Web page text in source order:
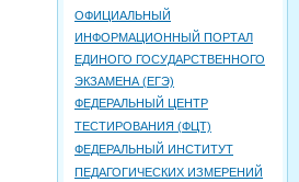
ОФИЦИАЛЬНЫЙ
ИНФОРМАЦИОННЫЙ ПОРТАЛ
ЕДИНОГО ГОСУДАРСТВЕННОГО
ЭКЗАМЕНА (ЕГЭ)
ФЕДЕРАЛЬНЫЙ ЦЕНТР
ТЕСТИРОВАНИЯ (ФЦТ)
ФЕДЕРАЛЬНЫЙ ИНСТИТУТ
ПЕДАГОГИЧЕСКИХ ИЗМЕРЕНИЙ